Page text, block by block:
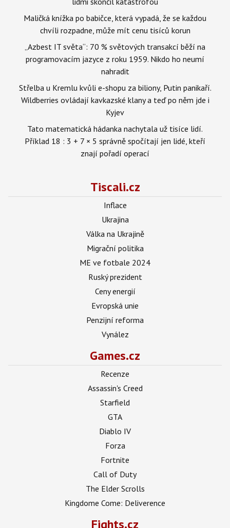
Maličká knížka po babičce, která vypadá, že se každou
chvíli rozpadne, může mít cenu tisíců korun
„Azbest IT světa“: 70 % světových transakcí běží na
programovacím jazyce z roku 1959. Nikdo ho neumí
nahradit
Střelba u Kremlu kvůli e-shopu za biliony, Putin panikaří.
Wildberries ovládají kavkazské klany a teď po něm jde i
Kyjev
Tato matematická hádanka nachytala už tisíce lidí.
Příklad 18 : 3 + 7 × 5 správně spočítají jen lidé, kteří
znají pořadí operací
Tiscali.cz
Inflace
Ukrajina
Válka na Ukrajině
Migrační politika
ME ve fotbale 2024
Ruský prezident
Ceny energií
Evropská unie
Penzijní reforma
Vynález
Games.cz
Recenze
Assassin's Creed
Starfield
GTA
Diablo IV
Forza
Fortnite
Call of Duty
The Elder Scrolls
Kingdome Come: Deliverence
Fights.cz